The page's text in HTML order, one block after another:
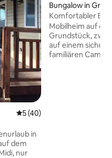
Durchschnittliche
5 (40)
in
dem
nur
Bungalow in
Komfortabler
Zugang zum
Mobilheim auf
Grundstück,
auf einem
familiären Campingplatz.